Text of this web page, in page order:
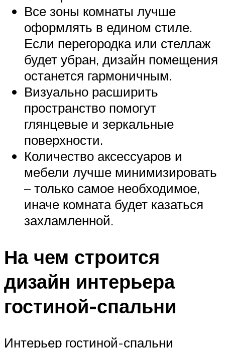
Все зоны комнаты лучше
оформлять в едином стиле.
Если перегородка или стеллаж
будет убран, дизайн помещения
останется гармоничным.
Визуально расширить
пространство помогут
глянцевые и зеркальные
поверхности.
Количество аксессуаров и
мебели лучше минимизировать
– только самое необходимое,
иначе комната будет казаться
захламленной.
На чем строится
дизайн интерьера
гостиной-спальни
Интерьер гостиной-спальни